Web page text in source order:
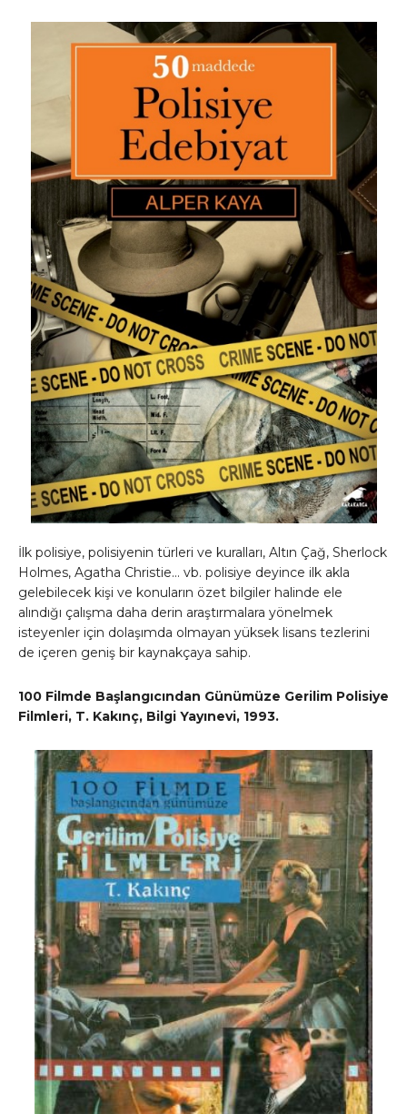
İlk polisiye, polisiyenin türleri ve kuralları, Altın Çağ, Sherlock
Holmes, Agatha Christie… vb. polisiye deyince ilk akla
gelebilecek kişi ve konuların özet bilgiler halinde ele
alındığı çalışma daha derin araştırmalara yönelmek
isteyenler için dolaşımda olmayan yüksek lisans tezlerini
de içeren geniş bir kaynakçaya sahip.
100 Filmde Başlangıcından Günümüze Gerilim Polisiye
Filmleri, T. Kakınç, Bilgi Yayınevi, 1993.